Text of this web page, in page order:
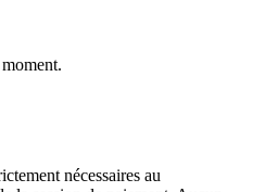
nécessaires au